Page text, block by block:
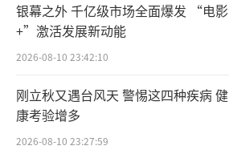
银幕之外 千亿级市场全面爆发 “电影
+”激活发展新动能
2026-08-10 23:42:10
刚立秋又遇台风天 警惕这四种疾病 健
康考验增多
2026-08-10 23:27:59